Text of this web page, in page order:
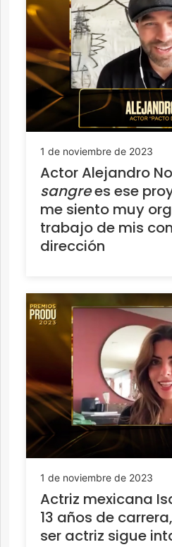
1 de noviembre de 2023
Actor Alejandro
sangrees ese
me siento muy
trabajo de mis
dirección
1 de noviembre de 2023
Actriz mexicana
13 años de
ser actriz sigue